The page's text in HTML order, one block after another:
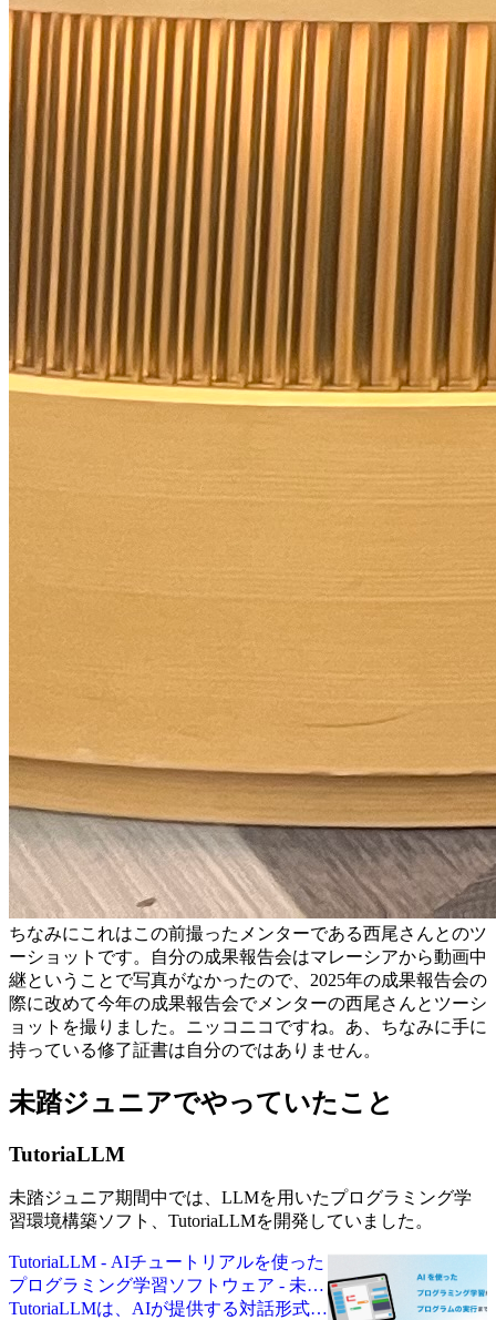
ちなみにこれはこの前撮ったメンターである西尾さんとのツ
ーショットです。自分の成果報告会はマレーシアから動画中
継ということで写真がなかったので、2025年の成果報告会の
際に改めて今年の成果報告会でメンターの西尾さんとツーシ
ョットを撮りました。ニッコニコですね。あ、ちなみに手に
持っている修了証書は自分のではありません。
未踏ジュニアでやっていたこと
TutoriaLLM
未踏ジュニア期間中では、LLMを用いたプログラミング学
習環境構築ソフト、TutoriaLLMを開発していました。
TutoriaLLM - AIチュートリアルを使った
プログラミング学習ソフトウェア - 未踏
ジュニア
TutoriaLLMは、AIが提供する対話形式の